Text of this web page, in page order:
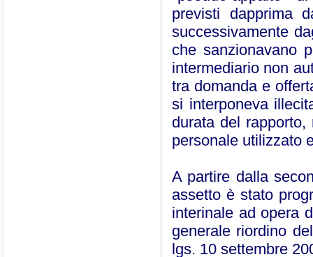
previsti dapprima
successivamente
che sanzionavano
intermediario non
tra domanda e
si interponeva
durata del
personale utilizzato
A partire dalla
assetto è stato
interinale ad opera
generale riordino
lgs. 10 settembre